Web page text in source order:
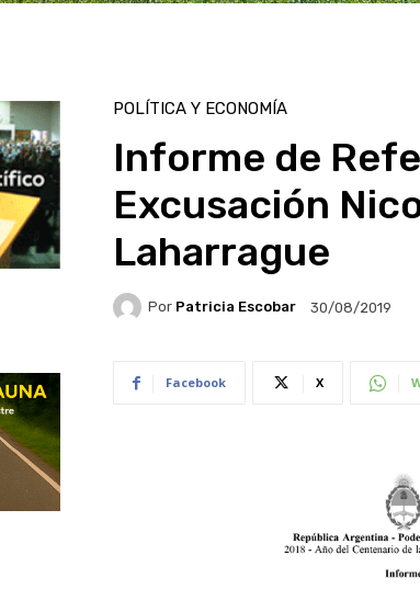
POLÍTICA Y ECONOMÍA
Informe de
Excusación
Laharrague
Por Patricia Escobar 30/08/2019
Facebook X